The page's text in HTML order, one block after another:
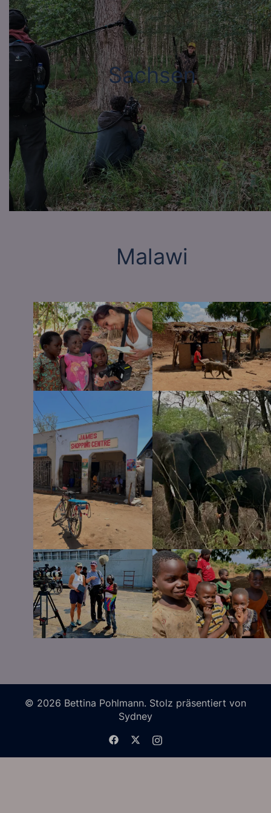
Sachsen
Malawi
© 2026 Bettina Pohlmann. Stolz präsentiert von
Sydney